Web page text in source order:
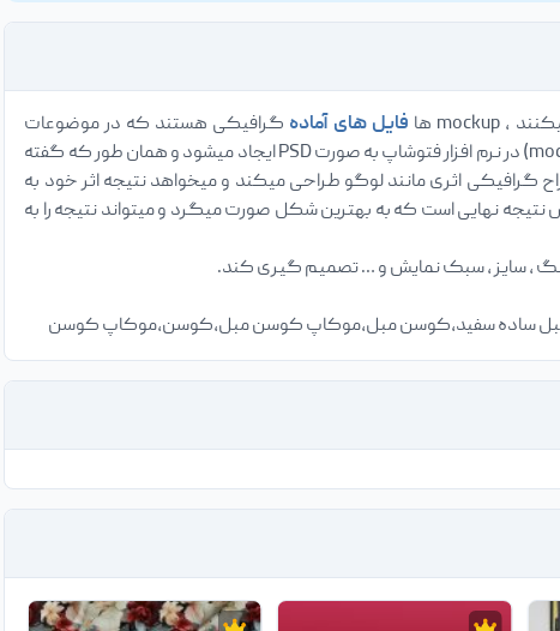
فایل های آماده گرافیکی هستند که در موضوعات
، پوستر ، قالب سایت و … استفاده میشود . فایل های موکاپ (mockup) در نرم افزار فتوشاپ به صورت PSD ایجاد میشود و همان طور که گفته
گرافیکی اثری مانند لوگو طراحی میکند و میخواهد نتیجه اثر خود به
نهایی است که به بهترین شکل صورت میگرد و میتواند نتیجه را به
مبل ساده سفید،کوسن مبل،موکاپ کوسن مبل،کوسن،موکاپ کوسن